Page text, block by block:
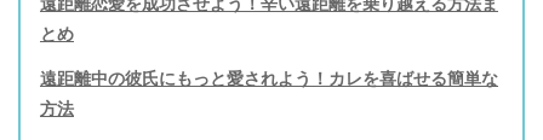
とめ
遠距離中の彼氏にもっと愛されよう！カレを喜ばせる簡単な
方法